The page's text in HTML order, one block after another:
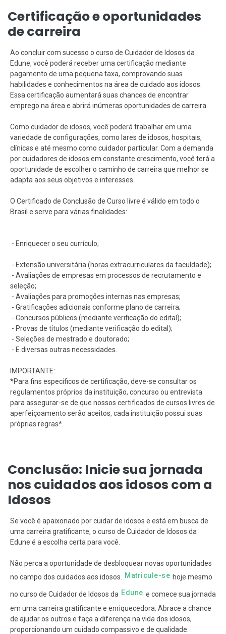
Certificação e oportunidades
de carreira
Ao concluir com sucesso o curso de Cuidador de Idosos da
Edune, você poderá receber uma certificação mediante
pagamento de uma pequena taxa, comprovando suas
habilidades e conhecimentos na área de cuidado aos idosos.
Essa certificação aumentará suas chances de encontrar
emprego na área e abrirá inúmeras oportunidades de carreira.
Como cuidador de idosos, você poderá trabalhar em uma
variedade de configurações, como lares de idosos, hospitais,
clínicas e até mesmo como cuidador particular. Com a demanda
por cuidadores de idosos em constante crescimento, você terá a
oportunidade de escolher o caminho de carreira que melhor se
adapta aos seus objetivos e interesses.
O Certificado de Conclusão de Curso livre é válido em todo o
Brasil e serve para várias finalidades:
- Enriquecer o seu currículo;
- Extensão universitária (horas extracurriculares da faculdade);
- Avaliações de empresas em processos de recrutamento e
seleção;
- Avaliações para promoções internas nas empresas;
- Gratificações adicionais conforme plano de carreira;
- Concursos públicos (mediante verificação do edital);
- Provas de títulos (mediante verificação do edital);
- Seleções de mestrado e doutorado;
- E diversas outras necessidades.
IMPORTANTE:
*Para fins específicos de certificação, deve-se consultar os
regulamentos próprios da instituição, concurso ou entrevista
para assegurar-se de que nossos certificados de cursos livres de
aperfeiçoamento serão aceitos, cada instituição possui suas
próprias regras*.
Conclusão: Inicie sua jornada
nos cuidados aos idosos com a
Idosos
Se você é apaixonado por cuidar de idosos e está em busca de
uma carreira gratificante, o curso de Cuidador de Idosos da
Edune é a escolha certa para você.
Não perca a oportunidade de desbloquear novas oportunidades
no campo dos cuidados aos idosos.
Matricule-se hoje mesmo
no curso de Cuidador de Idosos da Edune e comece sua jornada
em uma carreira gratificante e enriquecedora. Abrace a chance
de ajudar os outros e faça a diferença na vida dos idosos,
proporcionando um cuidado compassivo e de qualidade.